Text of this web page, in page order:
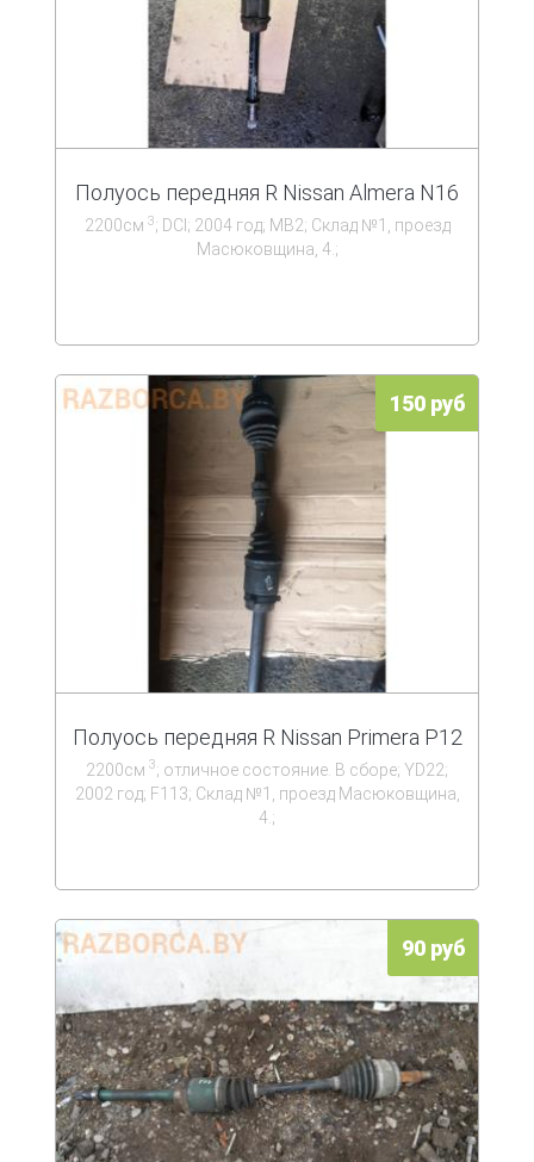
Полуось передняя R Nissan Almera N16
2200см 3; DCI; 2004 год; МВ2; Склад №1, проезд
Масюковщина, 4.;
150 руб
Полуось передняя R Nissan Primera P12
2200см 3; отличное состояние. В сборе; YD22;
2002 год; F113; Склад №1, проезд Масюковщина,
4.;
90 руб